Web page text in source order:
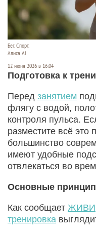
Бег. Спорт.
Алиса Ai
12 июня 2026 в 16:04
Подготовка к
Перед занятием
флягу с водой,
контроля пульса.
разместите всё
большинство
имеют удобные
отвлекаться во
Основные
Как сообщает ЖИВИ
тренировка